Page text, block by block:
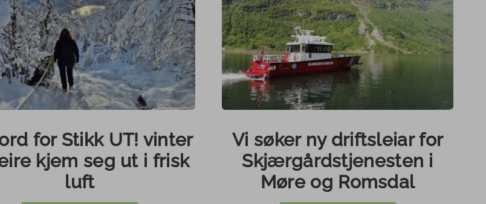
for Stikk UT! vinter
kjem seg ut i frisk
luft
Vi søker ny driftsleiar for
Skjærgårdstjenesten i
Møre og Romsdal